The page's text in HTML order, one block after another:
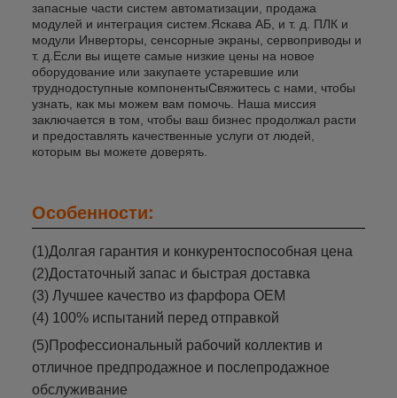
запасные части систем автоматизации, продажа
модулей и интеграция систем.Яскава АБ, и т. д. ПЛК и
модули Инверторы, сенсорные экраны, сервоприводы и
т. д.Если вы ищете самые низкие цены на новое
оборудование или закупаете устаревшие или
труднодоступные компонентыСвяжитесь с нами, чтобы
узнать, как мы можем вам помочь. Наша миссия
заключается в том, чтобы ваш бизнес продолжал расти
и предоставлять качественные услуги от людей,
которым вы можете доверять.
Особенности:
(1)Долгая гарантия и конкурентоспособная цена
(2)Достаточный запас и быстрая доставка
(3) Лучшее качество из фарфора OEM
(4) 100% испытаний перед отправкой
(5)Профессиональный рабочий коллектив и
отличное предпродажное и послепродажное
обслуживание